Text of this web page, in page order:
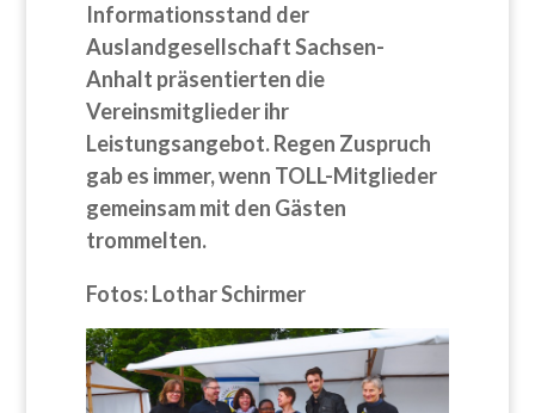
Informationsstand der
Auslandgesellschaft Sachsen-
Anhalt präsentierten die
Vereinsmitglieder ihr
Leistungsangebot. Regen Zuspruch
gab es immer, wenn TOLL-Mitglieder
gemeinsam mit den Gästen
trommelten.
Fotos: Lothar Schirmer